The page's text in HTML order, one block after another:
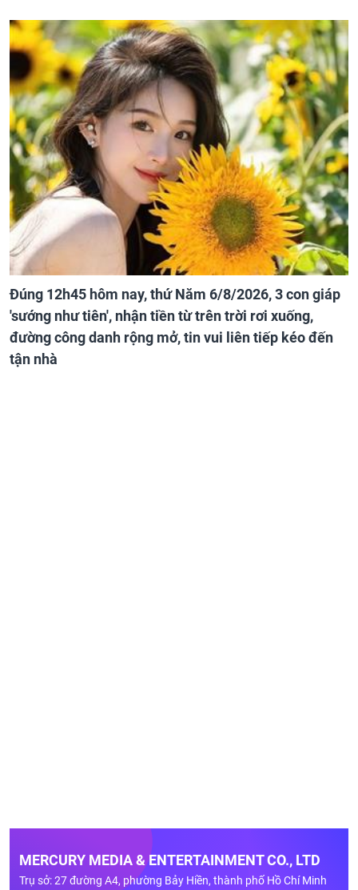
Đúng 12h45 hôm nay, thứ Năm 6/8/2026, 3 con giáp
'sướng như tiên', nhận tiền từ trên trời rơi xuống,
đường công danh rộng mở, tin vui liên tiếp kéo đến
tận nhà
MERCURY MEDIA & ENTERTAINMENT CO., LTD
Trụ sở: 27 đường A4, phường Bảy Hiền, thành phố Hồ Chí Minh